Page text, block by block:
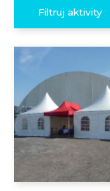
Filtruj aktivity